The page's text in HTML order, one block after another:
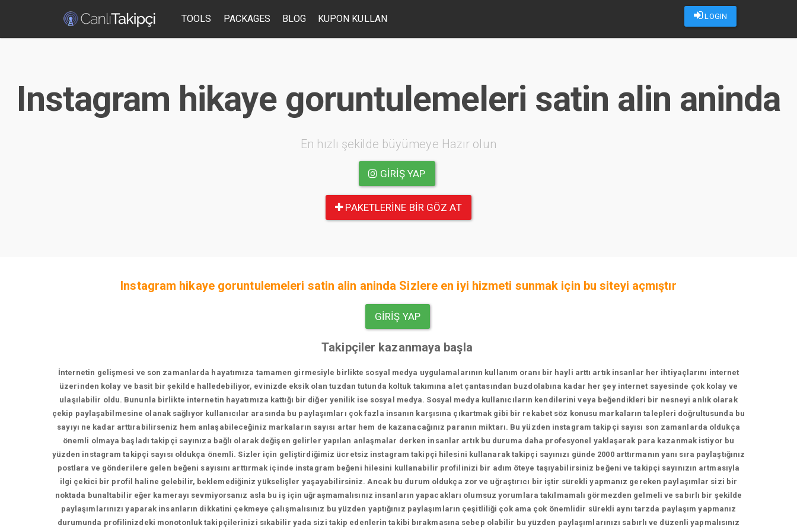
LOGIN
TOOLS PACKAGES BLOG KUPON KULLAN
Instagram hikaye goruntulemeleri satin alin aninda
En hızlı şekilde büyümeye Hazır olun
GIRIŞ YAP
PAKETLERINE BIR GÖZ AT
Instagram hikaye goruntulemeleri satin alin aninda Sizlere en iyi hizmeti sunmak için bu siteyi açmıştır
GIRIŞ YAP
Takipçiler kazanmaya başla
İnternetin gelişmesi ve son zamanlarda hayatımıza tamamen girmesiyle birlikte sosyal medya uygulamalarının kullanım oranı bir hayli arttı artık insanlar her ihtiyaçlarını internet
üzerinden kolay ve basit bir şekilde halledebiliyor, evinizde eksik olan tuzdan tutunda koltuk takımına alet çantasından buzdolabına kadar her şey internet sayesinde çok kolay ve
ulaşılabilir oldu. Bununla birlikte internetin hayatımıza kattığı bir diğer yenilik ise sosyal medya. Sosyal medya kullanıcıların kendilerini veya beğendikleri bir nesneyi anlık olarak
çekip paylaşabilmesine olanak sağlıyor kullanıcılar arasında bu paylaşımları çok fazla insanın karşısına çıkartmak gibi bir rekabet söz konusu markaların talepleri doğrultusunda bu
sayıyı ne kadar arttırabilirseniz hem anlaşabileceğiniz markaların sayısı artar hem de kazanacağınız paranın miktarı. Bu yüzden instagram takipçi sayısı son zamanlarda oldukça
önemli olmaya başladı takipçi sayınıza bağlı olarak değişen gelirler yapılan anlaşmalar derken insanlar artık bu duruma daha profesyonel yaklaşarak para kazanmak istiyor bu
yüzden instagram takipçi sayısı oldukça önemli. Sizler için geliştirdiğimiz ücretsiz instagram takipçi hilesini kullanarak takipçi sayınızı günde 2000 arttırmanın yanı sıra paylaştığınız
postlara ve gönderilere gelen beğeni sayısını arttırmak içinde instagram beğeni hilesini kullanabilir profilinizi bir adım öteye taşıyabilirsiniz beğeni ve takipçi sayınızın artmasıyla
ilgi çekici bir profil haline gelebilir, beklemediğiniz yükselişler yaşayabilirsiniz. Ancak bu durum oldukça zor ve uğraştırıcı bir iştir sürekli yapmanız gereken paylaşımlar sizi bir
noktada bunaltabilir eğer kamerayı sevmiyorsanız asla bu iş için uğraşmamalısınız insanların yapacakları olumsuz yorumlara takılmamalı görmezden gelmeli ve sabırlı bir şekilde
paylaşımlarınızı yaparak insanların dikkatini çekmeye çalışmalısınız bu yüzden yaptığınız paylaşımların çeşitliliği çok ama çok önemlidir sürekli aynı tarzda paylaşım yapmanız
durumunda profilinizdeki monotonluk takipçilerinizi sıkabilir yada sizi takip edenlerin takibi bırakmasına sebep olabilir bu yüzden paylaşımlarınızı sabırlı ve düzenli yapmalısınız